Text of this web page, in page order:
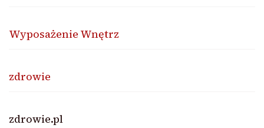
Wyposażenie Wnętrz
zdrowie
zdrowie.pl